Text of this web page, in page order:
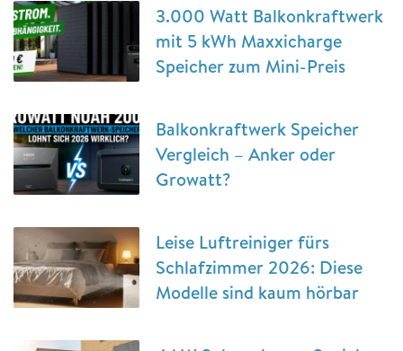
3.000 Watt Balkonkraftwerk
mit 5 kWh Maxxicharge
Speicher zum Mini-Preis
Balkonkraftwerk Speicher
Vergleich – Anker oder
Growatt?
Leise Luftreiniger fürs
Schlafzimmer 2026: Diese
Modelle sind kaum hörbar